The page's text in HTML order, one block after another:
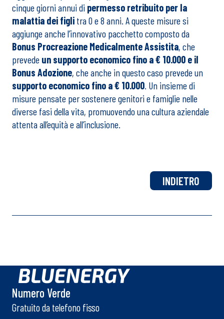
cinque giorni annui di permesso retribuito per la
malattia dei figli tra 0 e 8 anni. A queste misure si
aggiunge anche l’innovativo pacchetto composto da
Bonus Procreazione Medicalmente Assistita, che
prevede un supporto economico fino a € 10.000 e il
Bonus Adozione, che anche in questo caso prevede un
supporto economico fino a € 10.000. Un insieme di
misure pensate per sostenere genitori e famiglie nelle
diverse fasi della vita, promuovendo una cultura aziendale
attenta all’equità e all’inclusione.
INDIETRO
Numero Verde
Gratuito da telefono fisso